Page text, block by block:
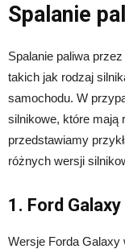
Spalanie
Spalanie paliwa
takich jak rodzaj
samochodu. W
silnikowe, które mają
przedstawiamy
różnych wersji
1. Ford
Wersje Forda